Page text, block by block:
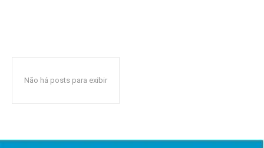
Não há posts para exibir